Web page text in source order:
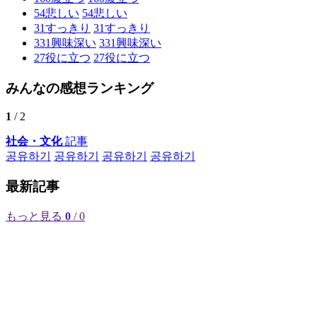
54悲しい 54悲しい
31すっきり 31すっきり
331興味深い 331興味深い
27役に立つ 27役に立つ
みんなの感想ランキング
1 / 2
社会・文化記事
공유하기
공유하기 공유하기 공유하기
最新記事
もっと見る 0 / 0